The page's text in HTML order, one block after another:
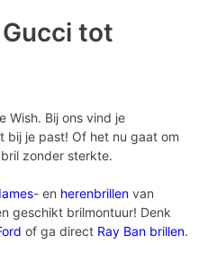
tot
Wish. Bij ons vind je
bij je past! Of het nu gaat om
zonder sterkte.
- en herenbrillen van
geschikt brilmontuur! Denk
of ga direct Ray Ban brillen.